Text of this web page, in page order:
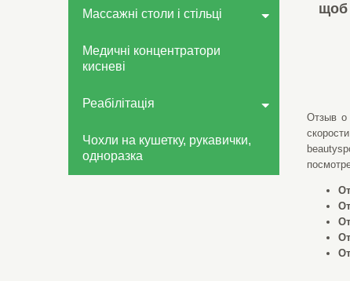
Массажні столи і стільці
Медичні концентратори
кисневі
Реабілітація
Чохли на кушетку, рукавички,
одноразка
щоб
Отзыв о